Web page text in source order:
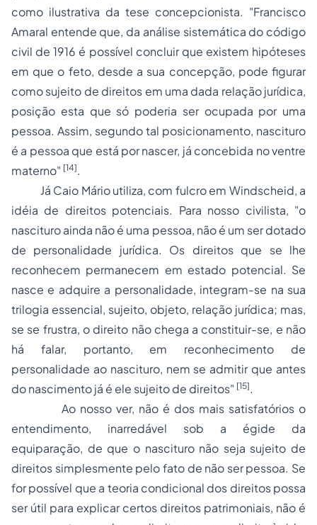
como ilustrativa da tese concepcionista. "Francisco
Amaral entende que, da análise sistemática do código
civil de 1916 é possível concluir que existem hipóteses
em que o feto, desde a sua concepção, pode figurar
como sujeito de direitos em uma dada relação jurídica,
posição esta que só poderia ser ocupada por uma
pessoa. Assim, segundo tal posicionamento, nascituro
é a pessoa que está por nascer, já concebida no ventre
materno" [14].
Já Caio Mário utiliza, com fulcro em Windscheid, a
idéia de direitos potenciais. Para nosso civilista, "o
nascituro ainda não é uma pessoa, não é um ser dotado
de personalidade jurídica. Os direitos que se lhe
reconhecem permanecem em estado potencial. Se
nasce e adquire a personalidade, integram-se na sua
trilogia essencial, sujeito, objeto, relação jurídica; mas,
se se frustra, o direito não chega a constituir-se, e não
há falar, portanto, em reconhecimento de
personalidade ao nascituro, nem se admitir que antes
do nascimento já é ele sujeito de direitos" [15].
Ao nosso ver, não é dos mais satisfatórios o
entendimento, inarredável sob a égide da
equiparação, de que o nascituro não seja sujeito de
direitos simplesmente pelo fato de não ser pessoa. Se
for possível que a teoria condicional dos direitos possa
ser útil para explicar certos direitos patrimoniais, não é